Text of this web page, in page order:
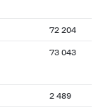
72 204
73 043
2 489